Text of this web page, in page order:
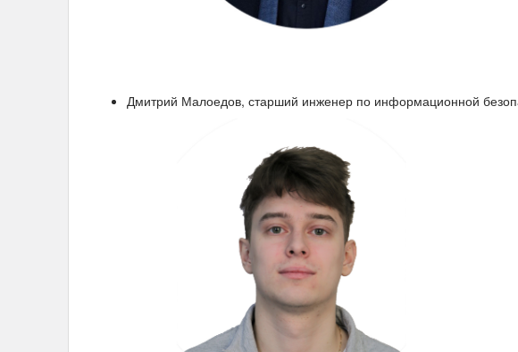
Дмитрий Малоедов, старший инженер по информационной